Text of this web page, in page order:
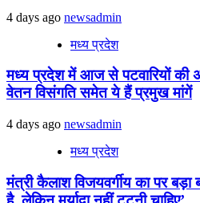
4 days ago newsadmin
मध्य प्रदेश
मध्य प्रदेश में आज से पटवारियों की
वेतन विसंगति समेत ये हैं प्रमुख मांगें
4 days ago newsadmin
मध्य प्रदेश
मंत्री कैलाश विजयवर्गीय का पर